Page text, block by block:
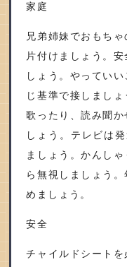
家庭
兄弟姉妹でおもち
片付けましょう。
しょう。やってい
じ基準で接しまし
歌ったり、読み聞
しょう。テレビは
ましょう。かんし
ら無視しましょう
めましょう。
安全
チャイルドシート